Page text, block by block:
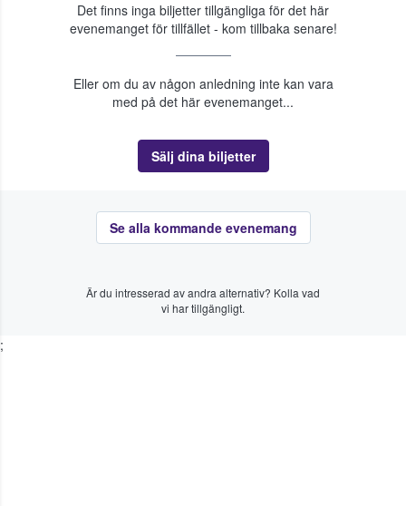
Det finns inga biljetter tillgängliga för det här
evenemanget för tillfället - kom tillbaka senare!
Eller om du av någon anledning inte kan vara
med på det här evenemanget...
Sälj dina biljetter
Se alla kommande evenemang
Är du intresserad av andra alternativ? Kolla vad
vi har tillgängligt.
;